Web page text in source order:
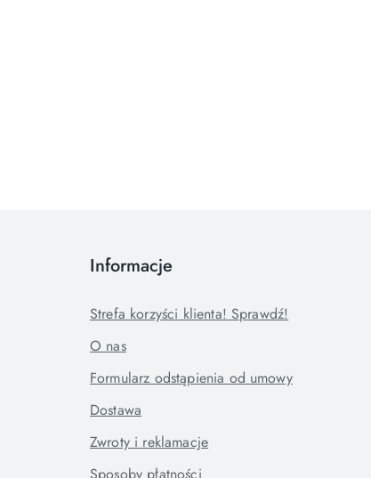
Informacje
Strefa korzyści klienta! Sprawdź!
O nas
Formularz odstąpienia od umowy
Dostawa
Zwroty i reklamacje